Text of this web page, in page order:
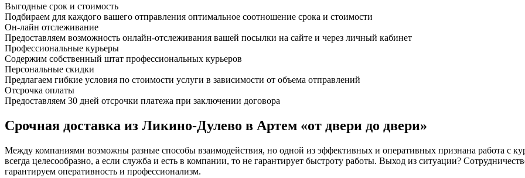
Выгодные срок и стоимость
Подбираем для каждого вашего отправления оптимальное соотношение срока и стоимости
Он-лайн отслеживание
Предоставляем возможность онлайн-отслеживания вашей посылки на сайте и через личный кабинет
Профессиональные курьеры
Содержим собственный штат профессиональных курьеров
Персональные скидки
Предлагаем гибкие условия по стоимости услуги в зависимости от объема отправлений
Отсрочка оплаты
Предоставляем 30 дней отсрочки платежа при заключении договора
Срочная доставка из Ликино-Дулево в Артем «от двери до двери»
Между компаниями возможны разные способы взаимодействия, но одной из эффективных и оперативных признана работа с
всегда целесообразно, а если служба и есть в компании, то не гарантирует быстроту работы. Выход из ситуации?
гарантируем оперативность и профессионализм.